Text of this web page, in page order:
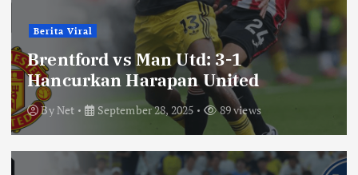
Berita Viral
Brentford vs Man Utd: 3-1
Hancurkan Harapan United
ByNet September 28, 2025 89 views